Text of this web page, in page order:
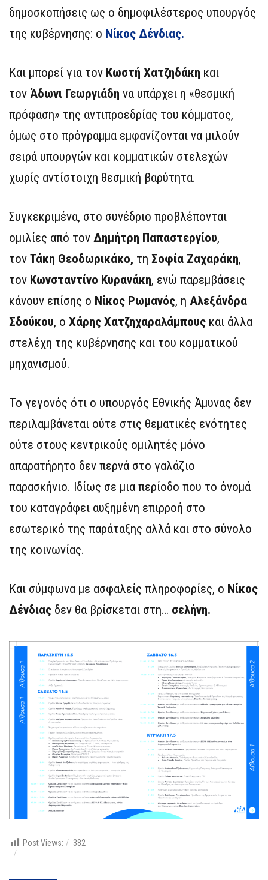
δημοσκοπήσεις ως ο δημοφιλέστερος υπουργός
της κυβέρνησης: ο Νίκος Δένδιας.
Και μπορεί για τον Κωστή Χατζηδάκη και
τον Άδωνι Γεωργιάδη να υπάρχει η «θεσμική
πρόφαση» της αντιπροεδρίας του κόμματος,
όμως στο πρόγραμμα εμφανίζονται να μιλούν
σειρά υπουργών και κομματικών στελεχών
χωρίς αντίστοιχη θεσμική βαρύτητα.
Συγκεκριμένα, στο συνέδριο προβλέπονται
ομιλίες από τον Δημήτρη Παπαστεργίου,
τον Τάκη Θεοδωρικάκο, τη Σοφία Ζαχαράκη,
τον Κωνσταντίνο Κυρανάκη, ενώ παρεμβάσεις
κάνουν επίσης ο Νίκος Ρωμανός, η Αλεξάνδρα
Σδούκου, ο Χάρης Χατζηχαραλάμπους και άλλα
στελέχη της κυβέρνησης και του κομματικού
μηχανισμού.
Το γεγονός ότι ο υπουργός Εθνικής Άμυνας δεν
περιλαμβάνεται ούτε στις θεματικές ενότητες
ούτε στους κεντρικούς ομιλητές μόνο
απαρατήρητο δεν περνά στο γαλάζιο
παρασκήνιο. Ιδίως σε μια περίοδο που το όνομά
του καταγράφει αυξημένη επιρροή στο
εσωτερικό της παράταξης αλλά και στο σύνολο
της κοινωνίας.
Και σύμφωνα με ασφαλείς πληροφορίες, ο Νίκος
Δένδιας δεν θα βρίσκεται στη… σελήνη.
Post Views: 382